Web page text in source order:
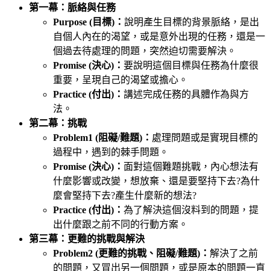
第一幕：脈絡與任務
Purpose (目標)： 說明產生目標的背景脈絡，是出
自個人內在的渴望，或是意外出現的任務，還是一
個過去待處理的問題，突然迫切需要解決。
Promise (決心)： 要說明這個目標與任務為什麼很
重要，呈現自己的渴望或擔心。
Practice (付出)： 講述完成任務的具體作為與方
法。
第二幕：挑戰
Problem1 (阻礙/難題)： 處理問題或是實現目標的
過程中，遇到的棘手問題。
Promise (決心) ： 面對這個難題挑戰，內心想法有
什麼影響或改變，想放棄、還是要堅持下去?為什
麼會堅持下去?產生什麼新的想法?
Practice (付出) ： 為了解決這個沒料到的問題，提
出什麼跟之前不同的行動方案。
第三幕：更難的挑戰與解決
​​​​​​​Problem2 (更難的挑戰、阻礙/難題)： 解決了之前
的問題，又冒出另一個問題，或是原本的問題一直